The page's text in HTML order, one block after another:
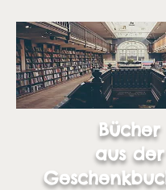
Bücher
aus der